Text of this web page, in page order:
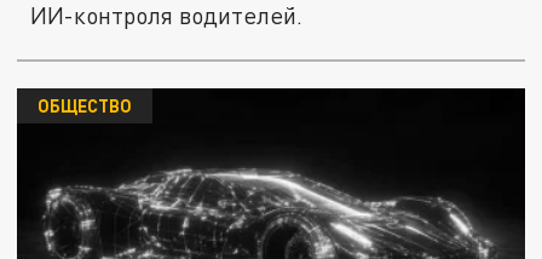
ИИ-контроля водителей.
ОБЩЕСТВО